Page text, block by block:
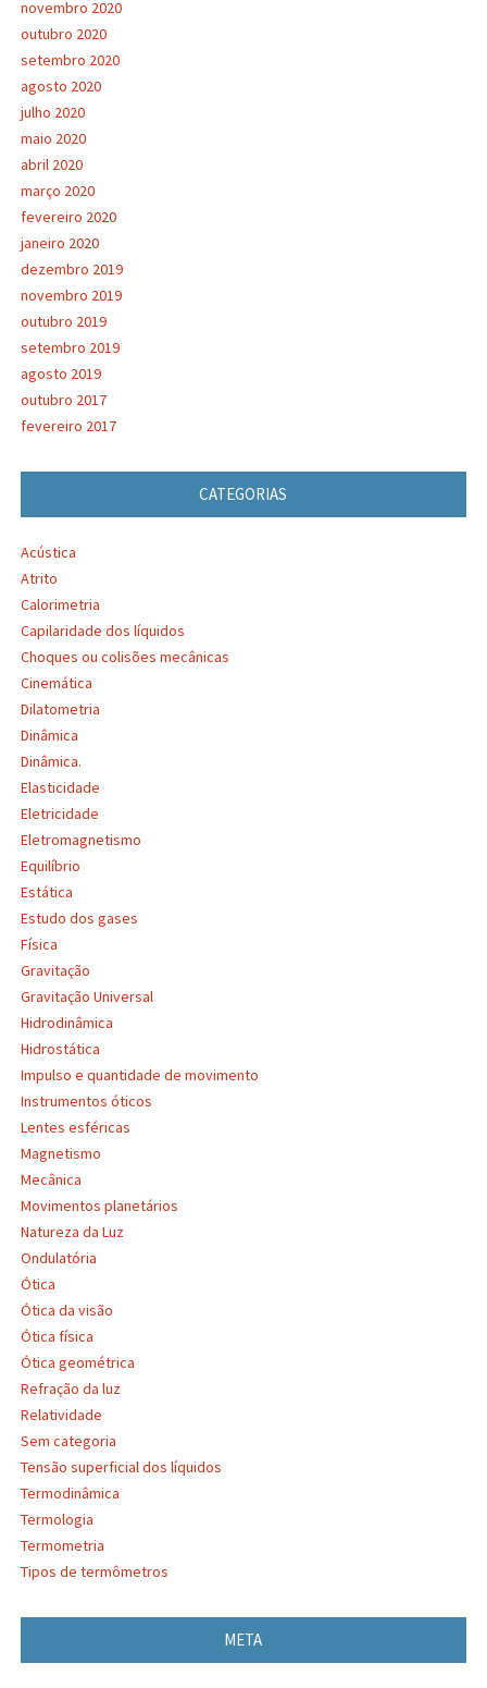
novembro 2020
outubro 2020
setembro 2020
agosto 2020
julho 2020
maio 2020
abril 2020
março 2020
fevereiro 2020
janeiro 2020
dezembro 2019
novembro 2019
outubro 2019
setembro 2019
agosto 2019
outubro 2017
fevereiro 2017
CATEGORIAS
Acústica
Atrito
Calorimetria
Capilaridade dos líquidos
Choques ou colisões mecânicas
Cinemática
Dilatometria
Dinâmica
Dinâmica.
Elasticidade
Eletricidade
Eletromagnetismo
Equilíbrio
Estática
Estudo dos gases
Física
Gravitação
Gravitação Universal
Hidrodinâmica
Hidrostática
Impulso e quantidade de movimento
Instrumentos óticos
Lentes esféricas
Magnetismo
Mecânica
Movimentos planetários
Natureza da Luz
Ondulatória
Ótica
Ótica da visão
Ótica física
Ótica geométrica
Refração da luz
Relatividade
Sem categoria
Tensão superficial dos líquidos
Termodinâmica
Termologia
Termometria
Tipos de termômetros
META